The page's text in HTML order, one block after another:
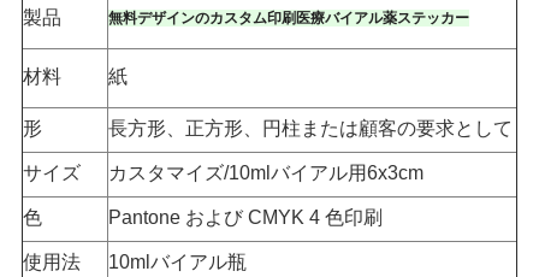
ュ
ー
ス
場
合
製品 無料デザインのカスタム印刷医療バイアル薬ステッカー
材料 紙
形 長方形、正方形、円柱または顧客の要求として
サイズ カスタマイズ/10mlバイアル用6x3cm
色 Pantone および CMYK 4 色印刷
使用法 10ml バイアル瓶